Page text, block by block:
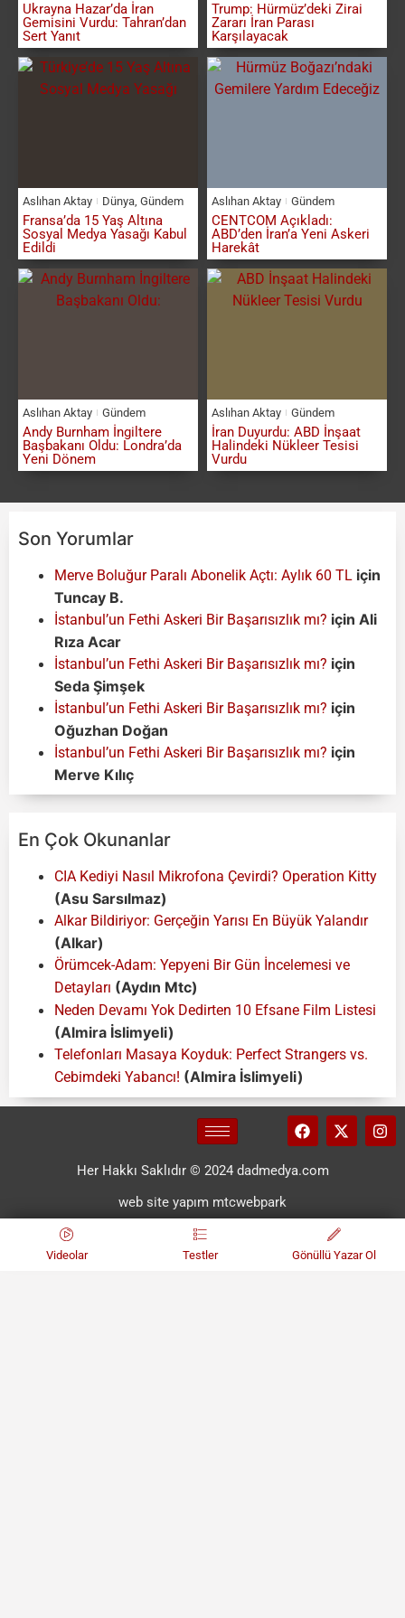
Ukrayna Hazar’da İran
Gemisini Vurdu: Tahran’dan
Sert Yanıt
Trump: Hürmüz’deki Zirai
Zararı İran Parası
Karşılayacak
Aslıhan Aktay Dünya, Gündem
Fransa’da 15 Yaş Altına
Sosyal Medya Yasağı Kabul
Edildi
Aslıhan Aktay Gündem
CENTCOM Açıkladı:
ABD’den İran’a Yeni Askeri
Harekât
Aslıhan Aktay Gündem
Andy Burnham İngiltere
Başbakanı Oldu: Londra’da
Yeni Dönem
Aslıhan Aktay Gündem
İran Duyurdu: ABD İnşaat
Halindeki Nükleer Tesisi
Vurdu
Son Yorumlar
Merve Boluğur Paralı Abonelik Açtı: Aylık 60 TL için
Tuncay B.
İstanbul’un Fethi Askeri Bir Başarısızlık mı? için Ali
Rıza Acar
İstanbul’un Fethi Askeri Bir Başarısızlık mı? için
Seda Şimşek
İstanbul’un Fethi Askeri Bir Başarısızlık mı? için
Oğuzhan Doğan
İstanbul’un Fethi Askeri Bir Başarısızlık mı? için
Merve Kılıç
En Çok Okunanlar
CIA Kediyi Nasıl Mikrofona Çevirdi? Operation Kitty
(Asu Sarsılmaz)
Alkar Bildiriyor: Gerçeğin Yarısı En Büyük Yalandır
(Alkar)
Örümcek-Adam: Yepyeni Bir Gün İncelemesi ve
Detayları (Aydın Mtc)
Neden Devamı Yok Dedirten 10 Efsane Film Listesi
(Almira İslimyeli)
Telefonları Masaya Koyduk: Perfect Strangers vs.
Cebimdeki Yabancı! (Almira İslimyeli)
Her Hakkı Saklıdır © 2024 dadmedya.com
web site yapım mtcwebpark
Videolar Testler Gönüllü Yazar Ol